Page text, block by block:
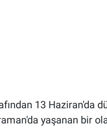
13 Haziran'da
yaşanan bir